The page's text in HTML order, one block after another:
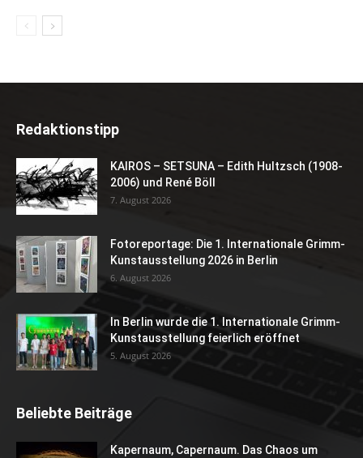
Redaktionstipp
KAIROS – SETSUNA – Edith Hultzsch (1908-
2006) und René Böll
7. August 2026
Fotoreportage: Die 1. Internationale Grimm-
Kunstausstellung 2026 in Berlin
6. August 2026
In Berlin wurde die 1. Internationale Grimm-
Kunstausstellung feierlich eröffnet
5. August 2026
Beliebte Beiträge
Kapernaum, Capernaum. Das Chaos um